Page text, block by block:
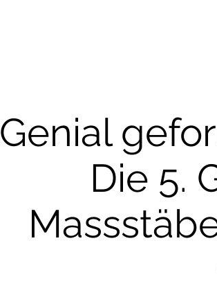
Genial
Die 5.